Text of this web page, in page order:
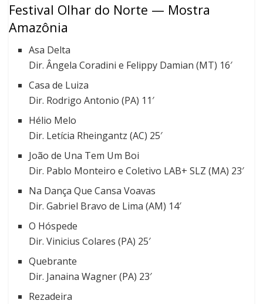
Festival Olhar do Norte — Mostra
Amazônia
Asa Delta
Dir. Ângela Coradini e Felippy Damian (MT) 16′
Casa de Luiza
Dir. Rodrigo Antonio (PA) 11′
Hélio Melo
Dir. Letícia Rheingantz (AC) 25′
João de Una Tem Um Boi
Dir. Pablo Monteiro e Coletivo LAB+ SLZ (MA) 23′
Na Dança Que Cansa Voavas
Dir. Gabriel Bravo de Lima (AM) 14′
O Hóspede
Dir. Vinicius Colares (PA) 25′
Quebrante
Dir. Janaina Wagner (PA) 23′
Rezadeira